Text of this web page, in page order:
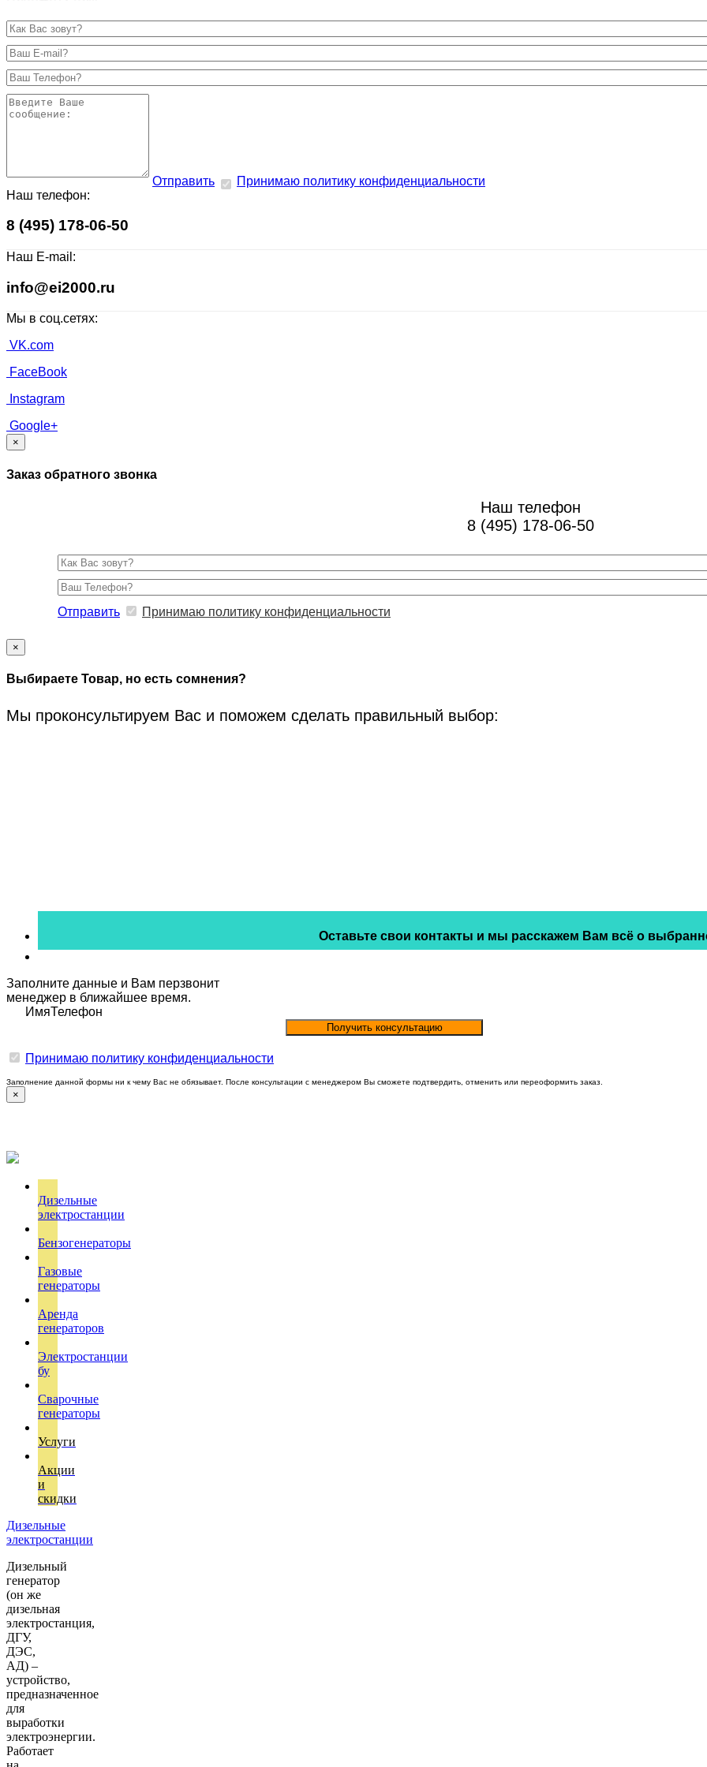
Отправить
Принимаю политику конфиденциальности
Наш телефон:
8 (495) 178-06-50
Наш E-mail:
info@ei2000.ru
Мы в соц.сетях:
VK.com
FaceBook
Instagram
Google+
×
Заказ обратного звонка
Наш телефон
8 (495) 178-06-50
Отправить Принимаю политику конфиденциальности
×
Выбираете Товар, но есть сомнения?
Мы проконсультируем Вас и поможем сделать правильный выбор:
Оставьте свои контакты и мы расскажем Вам всё о
Заполните данные и Вам перзвонит
менеджер в ближайшее время.
ИмяТелефон
Принимаю политику конфиденциальности
Заполнение данной формы ни к чему Вас не обязывает. После консультации с менеджером Вы сможете подтвердить, отменить или переоформить заказ.
×
Дизельные
электростанции
Бензогенераторы
Газовые
генераторы
Аренда
генераторов
Электростанции
бу
Сварочные
генераторы
Услуги
Акции
и
скидки
Дизельные
электростанции
Дизельный
генератор
(он же
дизельная
электростанция,
ДГУ,
ДЭС,
АД) –
устройство,
предназначенное
для
выработки
электроэнергии.
Работает